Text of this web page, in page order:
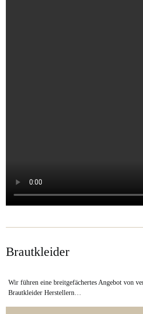
Brautkleider
Wir führen eine breitgefächertes Angebot von
Brautkleider Herstellern…